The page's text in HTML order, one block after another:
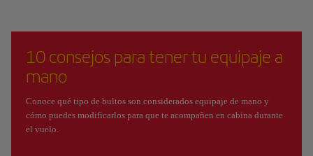
10 consejos para tener tu equipaje a
mano
Conoce qué tipo de bultos son considerados equipaje de mano y
cómo puedes modificarlos para que te acompañen en cabina durante
el vuelo.